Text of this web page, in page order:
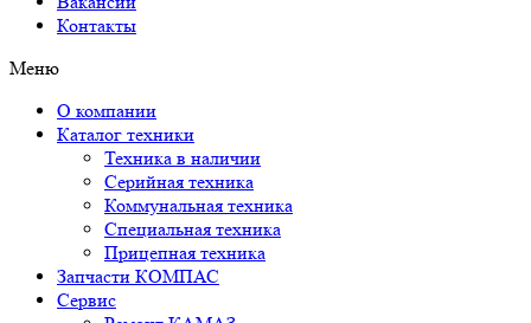
Контакты
Меню
О компании
Каталог техники
Техника в наличии
Серийная техника
Коммунальная техника
Специальная техника
Прицепная техника
Запчасти КОМПАС
Сервис